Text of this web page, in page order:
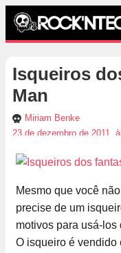
Isqueiros
Man
Miriam Benke
23 de dezembro de 2011,
Mesmo que você
precise de um
motivos para usá-los
O isqueiro é vendido